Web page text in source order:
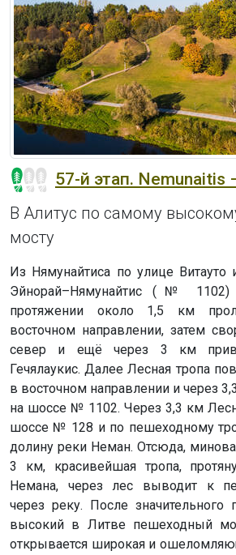
57-й этап. Nemunaitis
В Алитус по самому
мосту
Из Нямунайтисa по улице
Эйнорай–Нямунайтис (№ 1102)
протяжении около 1,5 км
восточном направлении, затем
север и ещё через 3 км
Гечялаукис. Далее Лесная тропа
в восточном направлении и через
на шоссе № 1102. Через 3,3 км
шоссе № 128 и по пешеходному
долину реки Неман. Отсюда,
3 км, красивейшая тропа,
Немана, через лес выводит к
через реку. После
высокий в Литве пешеходный
открывается широкая и